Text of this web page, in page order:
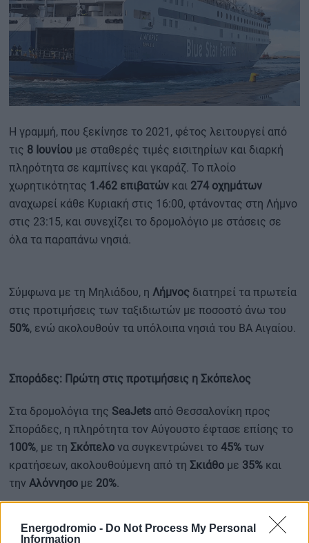
Energodromio - Do Not Process My Personal
Information
Η γραμμή, που ξεκίνησε το 2021, φέτος λειτουργεί από
τις 8 Ιουνίου με σταθερές τιμές εισιτηρίων και διαρκή
πληρότητα σε καμπίνες και γκαράζ. Το πλοίο
χωρητικότητας 1.462 επιβατών και 274 οχημάτων
αναχωρεί κάθε Κυριακή στις 16:00, φτάνοντας στη Λήμνο
στις 23:15, και συνεχίζει το δρομολόγιο με στάσεις σε
όλα τα παραπάνω νησιά.
Σύμφωνα με τη Μηλιάδου, η Λήμνος διατηρεί τα πρωτεία
στις προτιμήσεις των ταξιδιωτών με ποσοστό άνω του
50%, ενώ ακολουθούν τα υπόλοιπα νησιά του ΒΑ Αιγαίου.
Σποράδες: Πρώτη στις προτιμήσεις η Σκόπελος
Στα δρομολόγια της SeaJets από Θεσσαλονίκη προς
Σποράδες, η πληρότητα τον Αύγουστο έφτασε επίσης το
100%, με τη Σκόπελο να συγκεντρώνει το 45% των
κρατήσεων, ακολουθούμενη από τη Σκιάθο με 35% και
την Αλόννησο με 20%.
Ελλάδα, Χάρης Καραχαρίσης, ανέφερε ότι τον Ιούλιο η